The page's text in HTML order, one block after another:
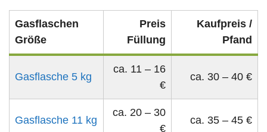
Gasflaschen
Größe
Preis
Füllung
Kaufpreis /
Pfand
Gasflasche 5 kg
ca. 11 – 16
€
ca. 30 – 40 €
Gasflasche 11 kg
ca. 20 – 30
€
ca. 35 – 45 €